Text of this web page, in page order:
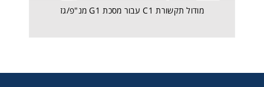
מודול תקשורת C1 עבור מסכת G1 מנ"פ/גז